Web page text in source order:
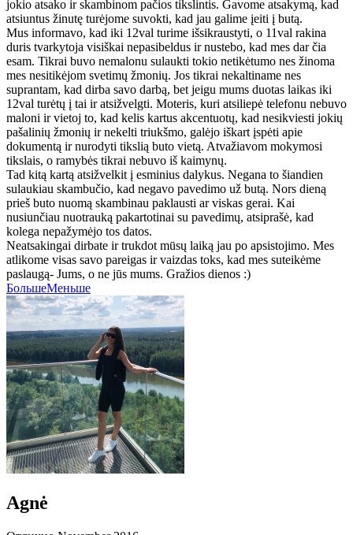
jokio atsako ir skambinom pačios tikslintis. Gavome atsakymą, kad
atsiuntus žinutę turėjome suvokti, kad jau galime įeiti į butą.
Mus informavo, kad iki 12val turime išsikraustyti, o 11val rakina
duris tvarkytoja visiškai nepasibeldus ir nustebo, kad mes dar čia
esam. Tikrai buvo nemalonu sulaukti tokio netikėtumo nes žinoma
mes nesitikėjom svetimų žmonių. Jos tikrai nekaltiname nes
suprantam, kad dirba savo darbą, bet jeigu mums duotas laikas iki
12val turėtų į tai ir atsižvelgti. Moteris, kuri atsiliepė telefonu nebuvo
maloni ir vietoj to, kad kelis kartus akcentuotų, kad nesikviesti jokių
pašalinių žmonių ir nekelti triukšmo, galėjo iškart įspėti apie
dokumentą ir nurodyti tikslią buto vietą. Atvažiavom mokymosi
tikslais, o ramybės tikrai nebuvo iš kaimynų.
Tad kitą kartą atsižvelkit į esminius dalykus. Negana to šiandien
sulaukiau skambučio, kad negavo pavedimo už butą. Nors dieną
prieš buto nuomą skambinau paklausti ar viskas gerai. Kai
nusiunčiau nuotrauką pakartotinai su pavedimų, atsiprašė, kad
kolega nepažymėjo tos datos.
Neatsakingai dirbate ir trukdot mūsų laiką jau po apsistojimo. Mes
atlikome visas savo pareigas ir vaizdas toks, kad mes suteikėme
paslaugą- Jums, o ne jūs mums. Gražios dienos :)
БольшеМеньше
Agnė